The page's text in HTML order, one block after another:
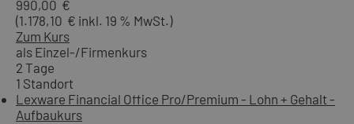
990,00 €
(1.178,10 € inkl. 19 % MwSt.)
Zum Kurs
als Einzel-/Firmenkurs
2 Tage
1 Standort
Lexware Financial Office Pro/Premium - Lohn + Gehalt -
Aufbaukurs